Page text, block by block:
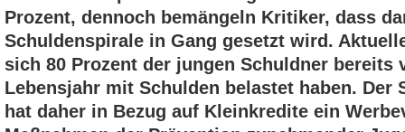
Prozent, dennoch bemängeln Kritiker, dass
Schuldenspirale in Gang gesetzt wird.
sich 80 Prozent der jungen Schuldner bereits
Lebensjahr mit Schulden belastet haben. Der
hat daher in Bezug auf Kleinkredite ein